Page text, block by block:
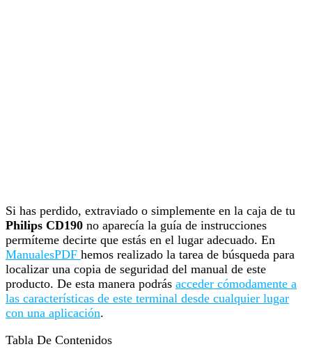
Si has perdido, extraviado o simplemente en la caja de tu
Philips CD190 no aparecía la guía de instrucciones
permíteme decirte que estás en el lugar adecuado. En
ManualesPDF hemos realizado la tarea de búsqueda para
localizar una copia de seguridad del manual de este
producto. De esta manera podrás acceder cómodamente a
las características de este terminal desde cualquier lugar
con una aplicación.
Tabla De Contenidos